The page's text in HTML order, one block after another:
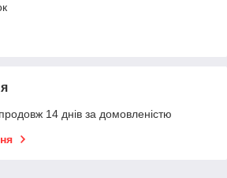
14 днів за домовленістю